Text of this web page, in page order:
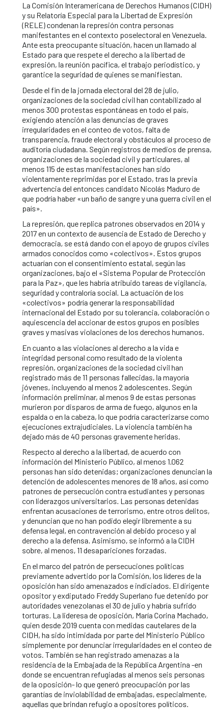
La Comisión Interamericana de Derechos Humanos (CIDH)
y su Relatoría Especial para la Libertad de Expresión
(RELE) condenan la represión contra personas
manifestantes en el contexto poselectoral en Venezuela.
Ante esta preocupante situación, hacen un llamado al
Estado para que respete el derecho a la libertad de
expresión, la reunión pacífica, el trabajo periodístico, y
garantice la seguridad de quienes se manifiestan.
Desde el fin de la jornada electoral del 28 de julio,
organizaciones de la sociedad civil han contabilizado al
menos 300 protestas espontáneas en todo el país,
exigiendo atención a las denuncias de graves
irregularidades en el conteo de votos, falta de
transparencia, fraude electoral y obstáculos al proceso de
auditoría ciudadana. Según registros de medios de prensa,
organizaciones de la sociedad civil y particulares, al
menos 115 de estas manifestaciones han sido
violentamente reprimidas por el Estado, tras la previa
advertencia del entonces candidato Nicolás Maduro de
que podría haber «un baño de sangre y una guerra civil en el
país».
La represión, que replica patrones observados en 2014 y
2017 en un contexto de ausencia de Estado de Derecho y
democracia, se está dando con el apoyo de grupos civiles
armados conocidos como «colectivos». Estos grupos
actuarían con el consentimiento estatal, según las
organizaciones, bajo el «Sistema Popular de Protección
para la Paz», que les habría atribuido tareas de vigilancia,
seguridad y contraloría social. La actuación de los
«colectivos» podría generar la responsabilidad
internacional del Estado por su tolerancia, colaboración o
aquiescencia del accionar de estos grupos en posibles
graves y masivas violaciones de los derechos humanos.
En cuanto a las violaciones al derecho a la vida e
integridad personal como resultado de la violenta
represión, organizaciones de la sociedad civil han
registrado más de 11 personas fallecidas, la mayoría
jóvenes, incluyendo al menos 2 adolescentes. Según
información preliminar, al menos 9 de estas personas
murieron por disparos de arma de fuego, algunos en la
espalda o en la cabeza, lo que podría caracterizarse como
ejecuciones extrajudiciales. La violencia también ha
dejado más de 40 personas gravemente heridas.
Respecto al derecho a la libertad, de acuerdo con
información del Ministerio Público, al menos 1.062
personas han sido detenidas; organizaciones denuncian la
detención de adolescentes menores de 18 años, así como
patrones de persecución contra estudiantes y personas
con liderazgos universitarios. Las personas detenidas
enfrentan acusaciones de terrorismo, entre otros delitos,
y denuncian que no han podido elegir libremente a su
defensa legal, en contravención al debido proceso y al
derecho a la defensa. Asimismo, se informó a la CIDH
sobre, al menos, 11 desapariciones forzadas.
En el marco del patrón de persecuciones políticas
previamente advertido por la Comisión, los líderes de la
oposición han sido amenazados e indiciados. El dirigente
opositor y exdiputado Freddy Superlano fue detenido por
autoridades venezolanas el 30 de julio y habría sufrido
torturas. La lideresa de oposición, María Corina Machado,
quien desde 2019 cuenta con medidas cautelares de la
CIDH, ha sido intimidada por parte del Ministerio Público
simplemente por denunciar irregularidades en el conteo de
votos. También se han registrado amenazas a la
residencia de la Embajada de la República Argentina -en
donde se encuentran refugiadas al menos seis personas
de la oposición- lo que generó preocupación por las
garantías de inviolabilidad de embajadas, especialmente,
aquellas que brindan refugio a opositores políticos.